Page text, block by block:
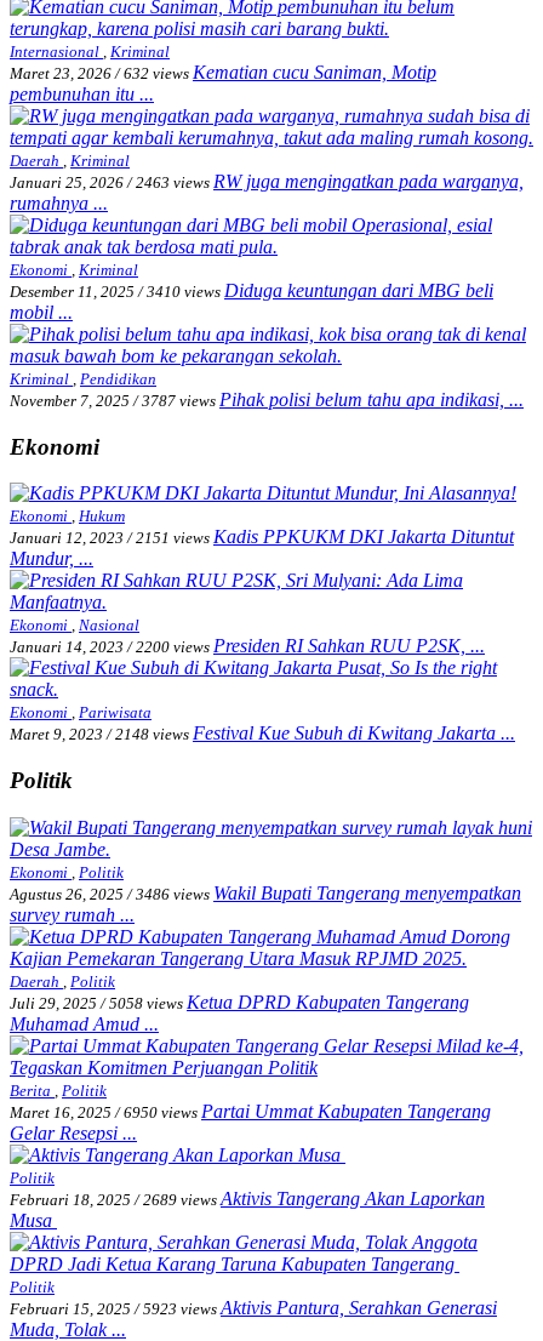
Internasional
Kriminal
Maret 23, 2026 / 632 views Kematian cucu Saniman, Motip
pembunuhan itu ...
Daerah
Kriminal
Januari 25, 2026 / 2463 views RW juga mengingatkan pada warganya,
rumahnya ...
Ekonomi
Kriminal
Desember 11, 2025 / 3410 views Diduga keuntungan dari MBG beli
mobil ...
Kriminal
Pendidikan
November 7, 2025 / 3787 views Pihak polisi belum tahu apa indikasi, ...
Ekonomi
Ekonomi , Hukum
Januari 12, 2023 / 2151 views Kadis PPKUKM DKI Jakarta Dituntut
Mundur, ...
Ekonomi , Nasional
Januari 14, 2023 / 2200 views Presiden RI Sahkan RUU P2SK, ...
Ekonomi , Pariwisata
Maret 9, 2023 / 2148 views Festival Kue Subuh di Kwitang Jakarta ...
Politik
Ekonomi
Politik
Agustus 26, 2025 / 3486 views Wakil Bupati Tangerang menyempatkan
survey rumah ...
Daerah
Politik
Juli 29, 2025 / 5058 views Ketua DPRD Kabupaten Tangerang
Muhamad Amud ...
Berita
Politik
Maret 16, 2025 / 6950 views Partai Ummat Kabupaten Tangerang
Gelar Resepsi ...
Politik
Februari 18, 2025 / 2689 views Aktivis Tangerang Akan Laporkan
Musa
Politik
Februari 15, 2025 / 5923 views Aktivis Pantura, Serahkan Generasi
Muda, Tolak ...